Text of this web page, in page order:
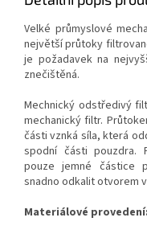
Velké průmyslové
největší průtoky
je požadavek na
znečištěná.
Mechnický odstředivý
mechanický filtr.
části vznká síla, která
spodní části pouzdra.
pouze jemné částice
snadno odkalit otvorem
Materiálové provedení: